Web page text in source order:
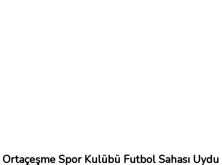
Ortaçeşme Spor Kulübü Futbol Sahası Uydu